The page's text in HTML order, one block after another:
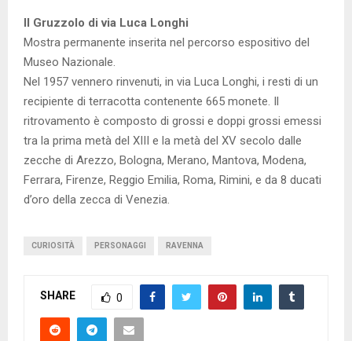
Il Gruzzolo di via Luca Longhi
Mostra permanente inserita nel percorso espositivo del
Museo Nazionale.
Nel 1957 vennero rinvenuti, in via Luca Longhi, i resti di un
recipiente di terracotta contenente 665 monete. Il
ritrovamento è composto di grossi e doppi grossi emessi
tra la prima metà del XIII e la metà del XV secolo dalle
zecche di Arezzo, Bologna, Merano, Mantova, Modena,
Ferrara, Firenze, Reggio Emilia, Roma, Rimini, e da 8 ducati
d’oro della zecca di Venezia.
CURIOSITÀ PERSONAGGI RAVENNA
SHARE 0